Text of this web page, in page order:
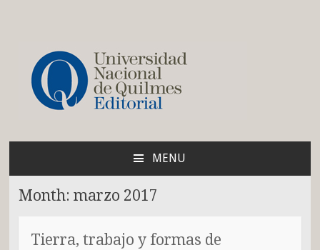
Blog de la Editorial de
MENU
CONTENT
Month: marzo 2017
Tierra, trabajo y formas de